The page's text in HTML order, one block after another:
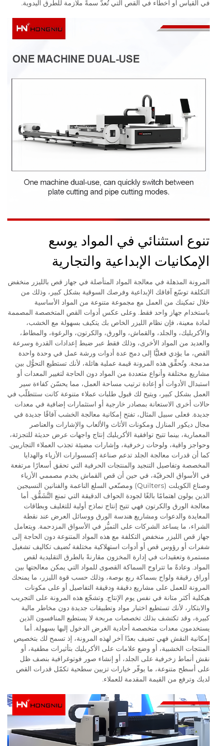
في القياس أو أخطاء في القص التي تُعدُّ سمةً ملازمة للطرق اليدوية.
تنوع استثنائي في المواد يوسع
الإمكانيات الإبداعية والتجارية
المرونة المذهلة في معالجة المواد المتأصلة في جهاز قص بالليزر منخفض
التكلفة توسّع آفاقك الإبداعية وفرصك السوقية بشكل كبير، وذلك من
خلال تمكينك من العمل مع مجموعة متنوعة من المواد الأساسية
باستخدام جهاز واحد فقط. وعلى عكس أدوات القص المتخصصة المصممة
لمادة معينة، فإن نظام الليزر الخاص بك يتكيف بسهولة مع الخشب،
والأكريليك، والجلد، والقماش، والورق، والكرتون، والرغوة، والمطاط،
والعديد من المواد الأخرى، وذلك فقط عبر ضبط إعدادات القدرة وسرعة
القص، ما يؤدي فعليًّا إلى دمج عدة أدوات ورشة عمل في وحدة واحدة
مدمجة. وتُحقِّق هذه المرونة قيمة عملية هائلة، لأنك تستطيع التحوُّل بين
مشاريع مختلفة وأنواع متعددة من المواد دون الحاجة لتغيير المعدات أو
استبدال الأدوات أو إعادة ترتيب مساحة العمل، مما يحسّن كفاءة سير
العمل بشكل كبير، ويتيح لك قبول طلبات عملاء متنوعة كانت ستتطلّب في
حالات أخرى الاستعانة بمصادر خارجية أو استثمارات إضافية في معدات
جديدة. فعلى سبيل المثال، تفتح إمكانية معالجة الخشب آفاقًا جديدة في
مجال ديكور المنازل ومكونات الأثاث والألعاب والإشارات والعناصر
المعمارية، بينما تتيح توافقية الأكريليك إنتاج واجهات عرض حديثة للتجزئة،
وحواجز واقية، ولوحات زخرفية، وإشارات مضيئة تجذب العملاء التجاريين.
كما أن قدرات معالجة الجلد تدعم صناعة إكسسوارات الأزياء والهدايا
المخصصة وتفاصيل التنجيد والمنتجات الحرفية التي تحقق أسعارًا مرتفعة
في الأسواق الحرفيّة، في حين أن قص القماش يخدم مصممي الأزياء
وصناع الكويلت (Quilters) ومصنّعي السلع الناعمة والفنانين النسيجين
الذين يولون اهتمامًا بالغًا لجودة الحواف الدقيقة التي تمنع التَّشَقُّق. أما
معالجة الورق والكرتون فهي تتيح إنتاج نماذج أولية للتغليف وبطاقات
المعايدة والدعوات ومشاريع هندسة الورق ووسائل العرض عند نقطة
الشراء، ما يساعد الشركات على التميُّز في الأسواق المزدحمة. ويتعامل
جهاز قص الليزر منخفض التكلفة مع هذه المواد المتنوعة دون الحاجة إلى
شفرات أو رؤوس قص أو أدوات استهلاكية مختلفة تُضيف تكاليف تشغيل
مستمرة وتعقيدات في إدارة المخزون مقارنةً بالطرق التقليدية لقص
المواد. وعادةً ما تتراوح السماكة القصوى للمواد التي يمكن معالجتها بين
أوراق رقيقة ولواح بسماكة ربع بوصة، وذلك حسب قوة الليزر، ما يمنحك
المرونة للعمل على مشاريع دقيقة ودقيقة التفاصيل أو على مكونات
هيكلية أكثر متانة في نفس يوم الإنتاج. وتشجّع هذه المرونة على التجريب
والابتكار، لأنك تستطيع اختبار مواد وتطبيقات جديدة دون مخاطر مالية
كبيرة، وقد تكتشف بذلك تخصصات مربحة لا يستطيع المنافسون الذين
يستخدمون معدات متخصصة أحادية الغرض الدخول إليها بسهولة. أما
إمكانية النقش فهي تضيف بعدًا آخر لهذه المرونة، إذ تسمح لك بتخصيص
المنتجات الخشبية، أو وضع علامات على الأكريليك بتأثيرات مطفية، أو
نقش أنماط زخرفية على الجلد، أو إنشاء صور فوتوغرافية بنصف ظل
على أسطح متنوعة، ما يوفّر خيارات تزيين سطحية تكمّل قدرات القص
لديك وترفع من القيمة المقدمة للعملاء.